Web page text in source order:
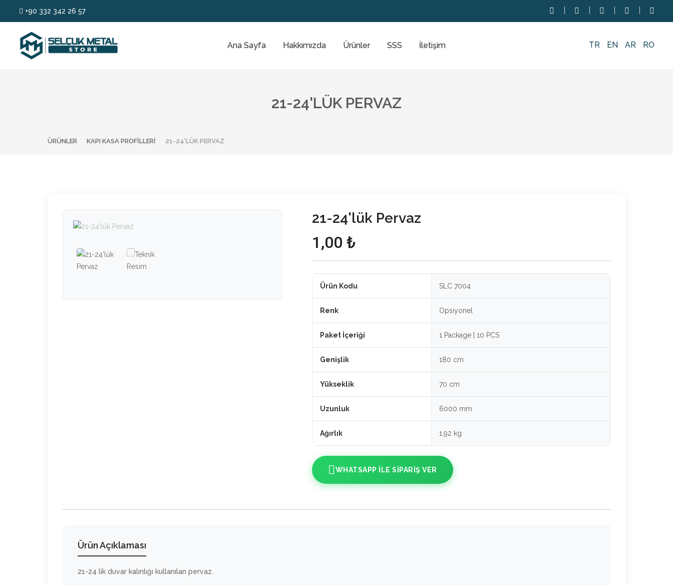
+90 332 342 26 57
Ana Sayfa Hakkımızda Ürünler SSS İletişim TR EN AR RO
21-24'LÜK PERVAZ
ÜRÜNLER KAPI KASA PROFILLERI 21-24'LÜK PERVAZ
21-24'lük Pervaz
1,00 ₺
Ürün Kodu SLC 7004
Renk Opsiyonel
Paket İçeriği 1 Package | 10 PCS
Genişlik 180 cm
Yükseklik 70 cm
Uzunluk 6000 mm
Ağırlık 1,92 kg
WHATSAPP ILE SIPARIŞ VER
Ürün Açıklaması
21-24 lik duvar kalınlığı kullanılan pervaz.